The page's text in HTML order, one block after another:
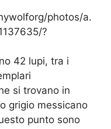
photos/a.
?
42 lupi, tra i
si trovano in
grigio messicano
punto sono